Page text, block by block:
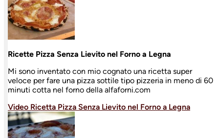
Ricette Pizza Senza Lievito nel Forno a Legna
Mi sono inventato con mio cognato una ricetta super
veloce per fare una pizza sottile tipo pizzeria in meno di 60
minuti cotta nel forno della alfaforni.com
Video Ricetta Pizza Senza Lievito nel Forno a Legna